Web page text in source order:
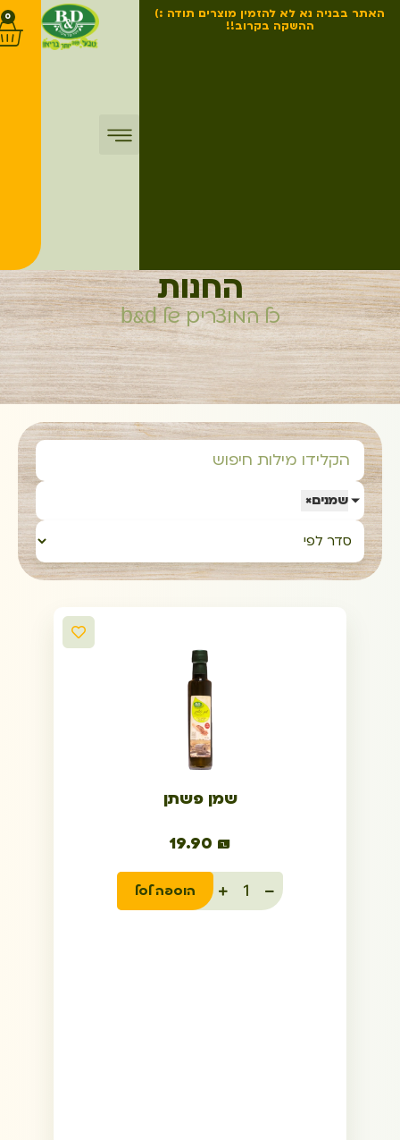
האתר בבניה נא לא להזמין מוצרים תודה :)
ההשקה בקרוב!!
0
החנות
כל המוצרים של b&d
שמנים×
שמן פשתן
19.90 ₪
הוספה לסל